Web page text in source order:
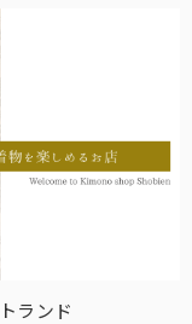
ランド